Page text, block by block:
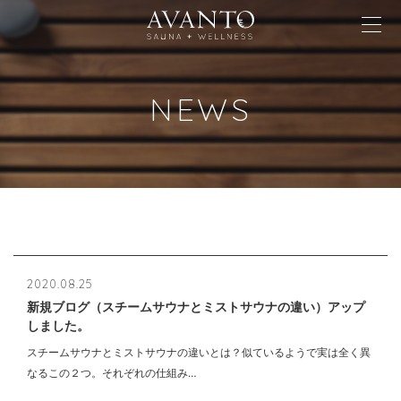
NEWS
2020.08.25
新規ブログ（スチームサウナとミストサウナの違い）アップ
しました。
スチームサウナとミストサウナの違いとは？似ているようで実は全く異
なるこの２つ。それぞれの仕組み…